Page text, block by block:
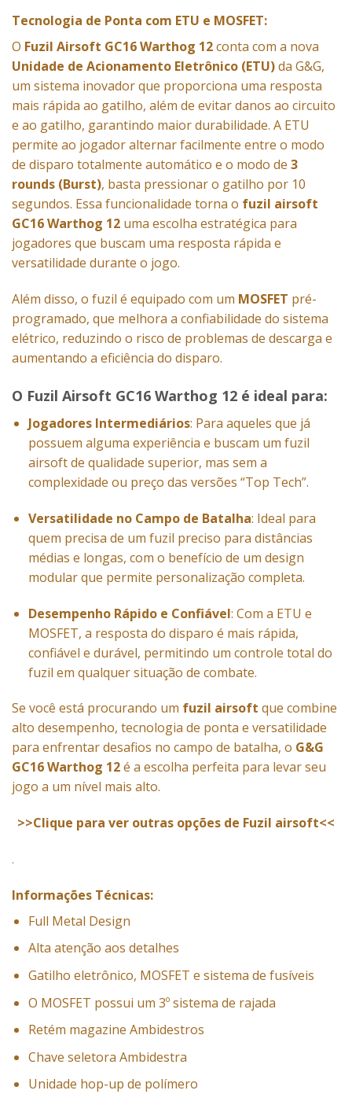
Tecnologia de Ponta com ETU e MOSFET:
O Fuzil Airsoft GC16 Warthog 12conta com a nova
Unidade de Acionamento Eletrônico (ETU)da G&G,
um sistema inovador que proporciona uma resposta
mais rápida ao gatilho, além de evitar danos ao circuito
e ao gatilho, garantindo maior durabilidade. A ETU
permite ao jogador alternar facilmente entre o modo
de disparo totalmente automático e o modo de 3
rounds (Burst), basta pressionar o gatilho por 10
segundos. Essa funcionalidade torna o fuzil airsoft
GC16 Warthog 12 uma escolha estratégica para
jogadores que buscam uma resposta rápida e
versatilidade durante o jogo.
Além disso, o fuzil é equipado com um MOSFET pré-
programado, que melhora a confiabilidade do sistema
elétrico, reduzindo o risco de problemas de descarga e
aumentando a eficiência do disparo.
O Fuzil Airsoft GC16 Warthog 12 é ideal para:
Jogadores Intermediários: Para aqueles que já
possuem alguma experiência e buscam um fuzil
airsoft de qualidade superior, mas sem a
complexidade ou preço das versões “Top Tech”.
Versatilidade no Campo de Batalha: Ideal para
quem precisa de um fuzil preciso para distâncias
médias e longas, com o benefício de um design
modular que permite personalização completa.
Desempenho Rápido e Confiável: Com a ETU e
MOSFET, a resposta do disparo é mais rápida,
confiável e durável, permitindo um controle total do
fuzil em qualquer situação de combate.
Se você está procurando um fuzil airsoft que combine
alto desempenho, tecnologia de ponta e versatilidade
para enfrentar desafios no campo de batalha, o G&G
GC16 Warthog 12é a escolha perfeita para levar seu
jogo a um nível mais alto.
>>Clique para ver outras opções de Fuzil airsoft<<
.
Informações Técnicas:
Full Metal Design
Alta atenção aos detalhes
Gatilho eletrônico, MOSFET e sistema de fusíveis
O MOSFET possui um 3º sistema de rajada
Retém magazine Ambidestros
Chave seletora Ambidestra
Unidade hop-up de polímero